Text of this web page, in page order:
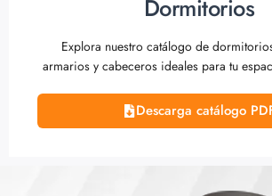
Dormitorios
Explora nuestro catálogo de
armarios y cabeceros ideales para tu
Descarga catálogo